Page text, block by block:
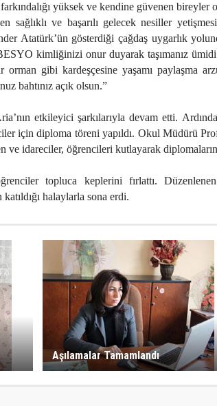
yüksek ve kendine güvenen bireyler
sağlıklı ve başarılı gelecek nesiller
Atatürk’ün gösterdiği çağdaş uygarlık
kimliğinizi onur duyarak taşımanız
gibi kardeşçesine yaşamı paylaşma
bahtınız açık olsun.”
etkileyici şarkılarıyla devam etti.
için diploma töreni yapıldı. Okul Müdürü
ve idareciler, öğrencileri kutlayarak
topluca keplerini fırlattı.
halaylarla sona erdi.
Aşılamalar Tamamlandı